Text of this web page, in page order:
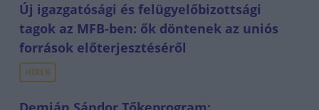
Új igazgatósági és felügyelőbizottsági
tagok az MFB-ben: ők döntenek az uniós
források előterjesztéséről
HÍREK